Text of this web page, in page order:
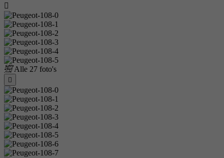
Alle 27 foto's